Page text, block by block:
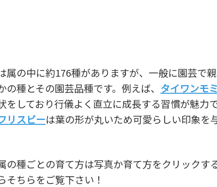
属の中に約176種がありますが、一般に園芸で
の種とその園芸品種です。例えば、 タイワンモ
をしており行儀よく直立に成長する習慣が魅力
リスビーは葉の形が丸いため可愛らしい印象を
の種ごとの育て方は写真か育て方をクリックす
そちらをご覧下さい！